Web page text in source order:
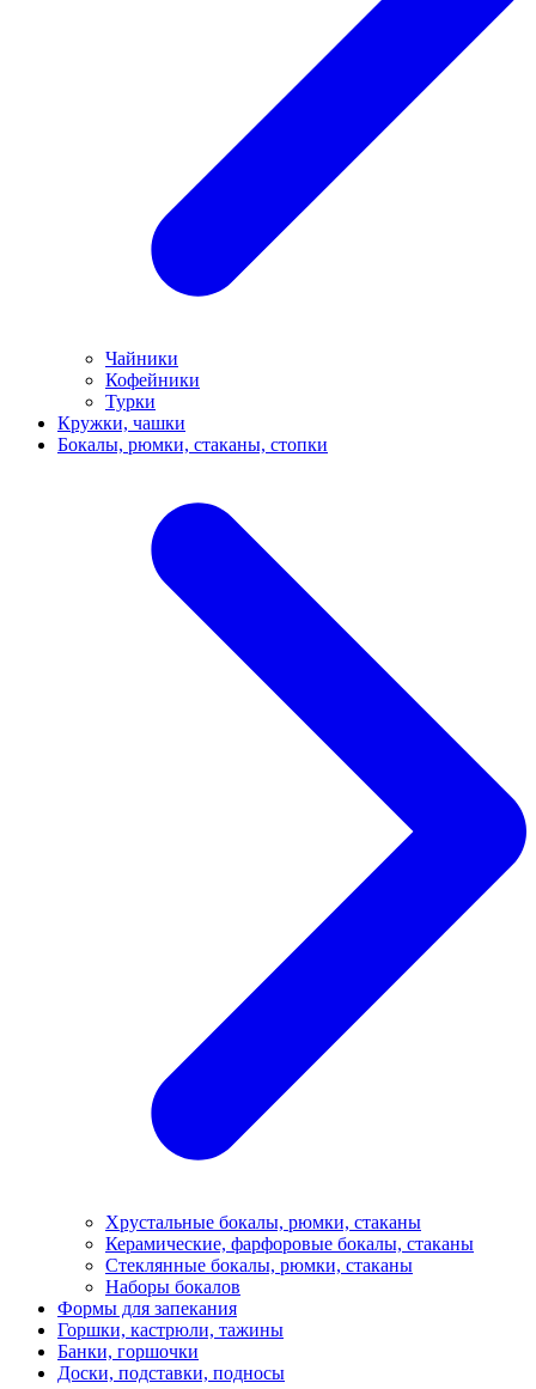
Чайники
Кофейники
Турки
Кружки, чашки
Бокалы, рюмки, стаканы, стопки
Хрустальные бокалы, рюмки, стаканы
Керамические, фарфоровые бокалы, стаканы
Стеклянные бокалы, рюмки, стаканы
Наборы бокалов
Формы для запекания
Горшки, кастрюли, тажины
Банки, горшочки
Доски, подставки, подносы